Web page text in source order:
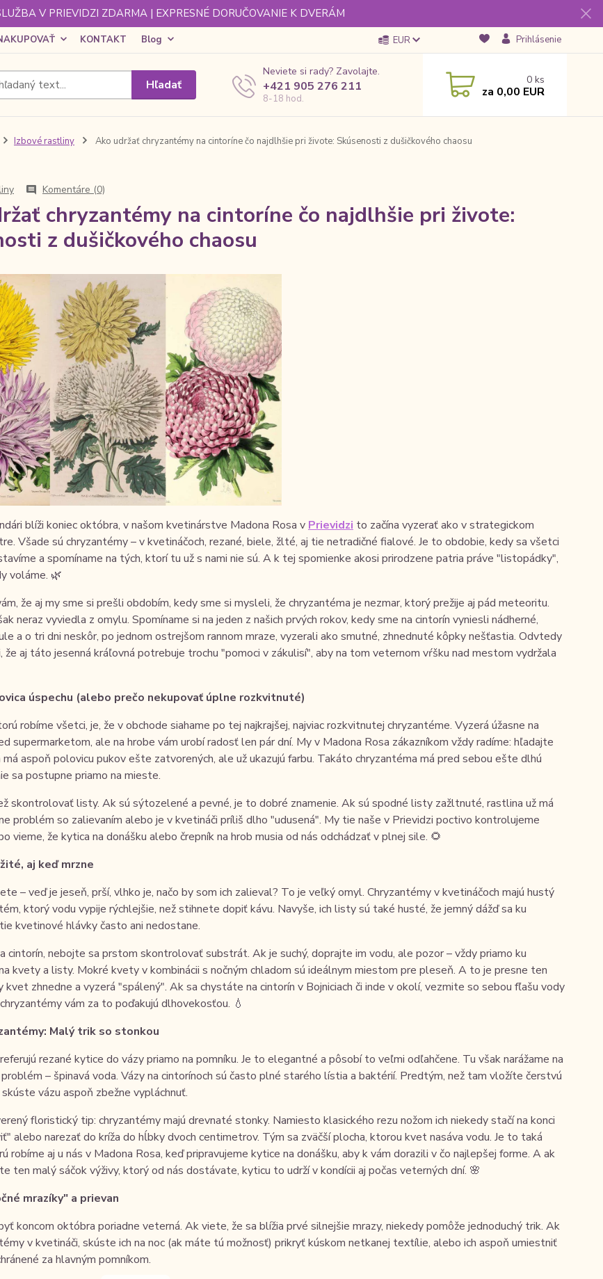
V PRIEVIDZI ZDARMA | EXPRESNÉ DORUČOVANIE K DVERÁM
KONTAKT Blog EUR Prihlásenie
Hľadať
Neviete si rady? Zavolajte.
+421 905 276 211
8-18 hod.
0 ks
za 0,00 EUR
Izbové rastliny Ako udržať chryzantémy na cintoríne čo najdlhšie pri živote: Skúsenosti z dušičkového chaosu
Komentáre (0)
chryzantémy na cintoríne čo najdlhšie pri živote:
z dušičkového chaosu
blíži koniec októbra, v našom kvetinárstve Madona Rosa v Prievidzi to začína vyzerať ako v strategickom
Všade sú chryzantémy – v kvetináčoch, rezané, biele, žlté, aj tie netradičné fialové. Je to obdobie, kedy sa všetci
a spomíname na tých, ktorí tu už s nami nie sú. A k tej spomienke akosi prirodzene patria práve "listopádky",
voláme. 🌿
že aj my sme si prešli obdobím, kedy sme si mysleli, že chryzantéma je nezmar, ktorý prežije aj pád meteoritu.
neraz vyviedla z omylu. Spomíname si na jeden z našich prvých rokov, kedy sme na cintorín vyniesli nádherné,
a o tri dni neskôr, po jednom ostrejšom rannom mraze, vyzerali ako smutné, zhnednuté kôpky nešťastia. Odvtedy
že aj táto jesenná kráľovná potrebuje trochu "pomoci v zákulisí", aby na tom veternom vŕšku nad mestom vydržala
úspechu (alebo prečo nekupovať úplne rozkvitnuté)
robíme všetci, je, že v obchode siahame po tej najkrajšej, najviac rozkvitnutej chryzantéme. Vyzerá úžasne na
supermarketom, ale na hrobe vám urobí radosť len pár dní. My v Madona Rosa zákazníkom vždy radíme: hľadajte
aspoň polovicu pukov ešte zatvorených, ale už ukazujú farbu. Takáto chryzantéma má pred sebou ešte dlhú
sa postupne priamo na mieste.
skontrolovať listy. Ak sú sýtozelené a pevné, je to dobré znamenie. Ak sú spodné listy zažltnuté, rastlina už má
problém so zalievaním alebo je v kvetináči príliš dlho "udusená". My tie naše v Prievidzi poctivo kontrolujeme
vieme, že kytica na donášku alebo črepník na hrob musia od nás odchádzať v plnej sile. 🌻
aj keď mrzne
– veď je jeseň, prší, vlhko je, načo by som ich zalieval? To je veľký omyl. Chryzantémy v kvetináčoch majú hustý
ktorý vodu vypije rýchlejšie, než stihnete dopiť kávu. Navyše, ich listy sú také husté, že jemný dážď sa ku
kvetinové hlávky často ani nedostane.
cintorín, nebojte sa prstom skontrolovať substrát. Ak je suchý, doprajte im vodu, ale pozor – vždy priamo ku
kvety a listy. Mokré kvety v kombinácii s nočným chladom sú ideálnym miestom pre pleseň. A to je presne ten
kvet zhnedne a vyzerá "spálený". Ak sa chystáte na cintorín v Bojniciach či inde v okolí, vezmite so sebou fľašu vody
vám za to poďakujú dlhovekosťou. 💧
Malý trik so stonkou
rezané kytice do vázy priamo na pomníku. Je to elegantné a pôsobí to veľmi odľahčene. Tu však narážame na
– špinavá voda. Vázy na cintorínoch sú často plné starého lístia a baktérií. Predtým, než tam vložíte čerstvú
vázu aspoň zbežne vypláchnuť.
floristický tip: chryzantémy majú drevnaté stonky. Namiesto klasického rezu nožom ich niekedy stačí na konci
alebo narezať do kríža do hĺbky dvoch centimetrov. Tým sa zväčší plocha, ktorou kvet nasáva vodu. Je to taká
robíme aj u nás v Madona Rosa, keď pripravujeme kytice na donášku, aby k vám dorazili v čo najlepšej forme. A ak
ten malý sáčok výživy, ktorý od nás dostávate, kyticu to udrží v kondícii aj počas veterných dní. 🌸
mrazíky" a prievan
koncom októbra poriadne veterná. Ak viete, že sa blížia prvé silnejšie mrazy, niekedy pomôže jednoduchý trik. Ak
v kvetináči, skúste ich na noc (ak máte tú možnosť) prikryť kúskom netkanej textílie, alebo ich aspoň umiestniť
za hlavným pomníkom.